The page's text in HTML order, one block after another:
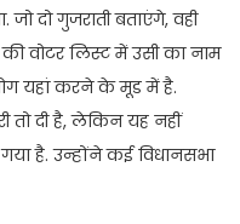
जो दो गुजराती बताएंगे, वही
की वोटर लिस्ट में उसी का नाम
यहां करने के मूड में है.
दी है, लेकिन यह नहीं
है. उन्होंने कई विधानसभा